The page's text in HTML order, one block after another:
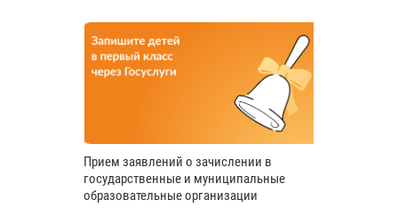
Прием заявлений о зачислении в
государственные и муниципальные
образовательные организации